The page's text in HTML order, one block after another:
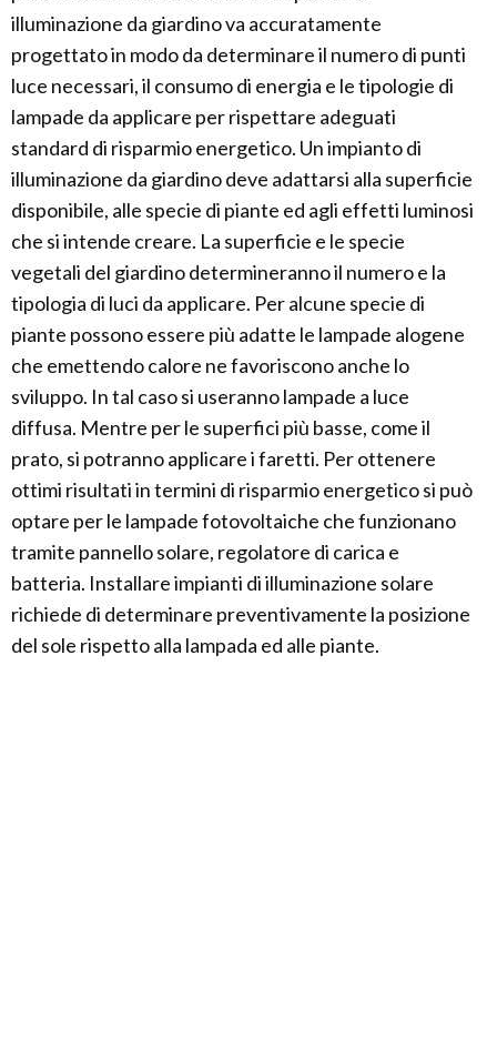
illuminazione da giardino va accuratamente
progettato in modo da determinare il numero di punti
luce necessari, il consumo di energia e le tipologie di
lampade da applicare per rispettare adeguati
standard di risparmio energetico. Un impianto di
illuminazione da giardino deve adattarsi alla superficie
disponibile, alle specie di piante ed agli effetti luminosi
che si intende creare. La superficie e le specie
vegetali del giardino determineranno il numero e la
tipologia di luci da applicare. Per alcune specie di
piante possono essere più adatte le lampade alogene
che emettendo calore ne favoriscono anche lo
sviluppo. In tal caso si useranno lampade a luce
diffusa. Mentre per le superfici più basse, come il
prato, si potranno applicare i faretti. Per ottenere
ottimi risultati in termini di risparmio energetico si può
optare per le lampade fotovoltaiche che funzionano
tramite pannello solare, regolatore di carica e
batteria. Installare impianti di illuminazione solare
richiede di determinare preventivamente la posizione
del sole rispetto alla lampada ed alle piante.